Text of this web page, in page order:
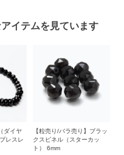
イテムを見ています
ダイヤ
レスレ
【粒売り/バラ売り】ブラッ
クスピネル（スターカッ
ト） 6mm